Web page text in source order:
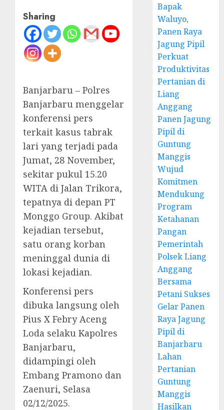
Sharing
Banjarbaru – Polres
Banjarbaru menggelar
konferensi pers
terkait kasus tabrak
lari yang terjadi pada
Jumat, 28 November,
sekitar pukul 15.20
WITA di Jalan Trikora,
tepatnya di depan PT
Monggo Group. Akibat
kejadian tersebut,
satu orang korban
meninggal dunia di
lokasi kejadian.
Konferensi pers
dibuka langsung oleh
Pius X Febry Aceng
Loda selaku Kapolres
Banjarbaru,
didampingi oleh
Embang Pramono dan
Zaenuri, Selasa
02/12/2025.
Bapak
Waluyo,
Panen Raya
Jagung Pipil
Perkuat
Produktivitas
Pertanian di
Liang
Anggang
Panen Jagung
Pipil di
Guntung
Manggis
Wujud
Komitmen
Mendukung
Program
Ketahanan
Pangan
Pemerintah
Polsek Liang
Anggang
Bersama
Petani Sukses
Gelar Panen
Raya Jagung
Pipil di
Banjarbaru
Lahan
Pertanian
Guntung
Manggis
Hasilkan